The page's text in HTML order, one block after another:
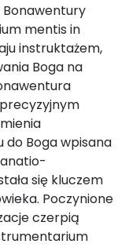
mentis in
instruktażem,
Boga na
do Boga wpisana
się kluczem
Poczynione
czerpią